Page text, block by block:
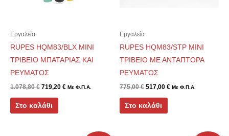
Εργαλεία
RUPES HQM83/BLX ΜΙΝΙ
ΤΡΙΒΕΙΟ ΜΠΑΤΑΡΙΑΣ ΚΑΙ
ΡΕΥΜΑΤΟΣ
1.078,80€ 719,20 € Με Φ.Π.Α.
Στο καλάθι
Εργαλεία
RUPES HQM83/STP ΜΙΝΙ
ΤΡΙΒΕΙΟ ΜΕ ΑΝΤΑΠΤΟΡΑ
ΡΕΥΜΑΤΟΣ
775,00€ 517,00 € Με Φ.Π.Α.
Στο καλάθι